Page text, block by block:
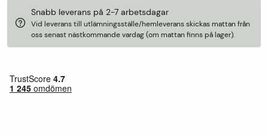
Snabb leverans på 2-7 arbetsdagar
Vid leverans till utlämningsställe/hemleverans skickas mattan från
oss senast nästkommande vardag (om mattan finns på lager).